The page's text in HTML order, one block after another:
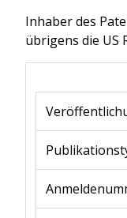
Inhaber des
übrigens die US